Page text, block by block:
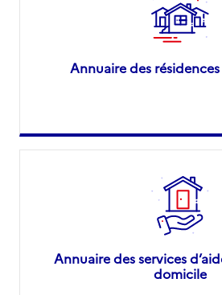
Annuaire des
Annuaire des services
domicile